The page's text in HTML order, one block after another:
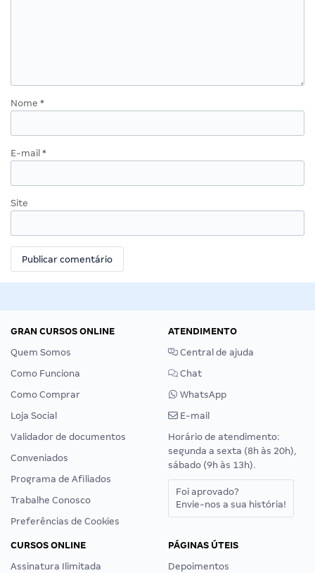
Nome *
E-mail *
Site
GRAN CURSOS ONLINE
Quem Somos
Como Funciona
Como Comprar
Loja Social
Validador de documentos
Conveniados
Programa de Afiliados
Trabalhe Conosco
Preferências de Cookies
ATENDIMENTO
Central de ajuda
Chat
WhatsApp
E-mail
Horário de atendimento:
segunda a sexta (8h às 20h),
sábado (9h às 13h).
Foi aprovado?
Envie-nos a sua história!
CURSOS ONLINE
Assinatura Ilimitada
PÁGINAS ÚTEIS
Depoimentos